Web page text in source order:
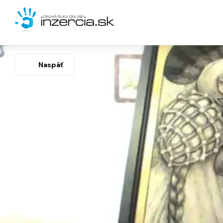
Naspäť